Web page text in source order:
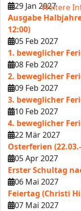
29 Jan 2027
Ausgabe
12:00)
05 Feb 2027
1. beweglicher
08 Feb 2027
2. beweglicher
09 Feb 2027
3. beweglicher
10 Feb 2027
4. beweglicher
22 Mär 2027
Osterferien
05 Apr 2027
Erster Schultag
06 Mai 2027
Feiertag (Christi
07 Mai 2027
Weitere